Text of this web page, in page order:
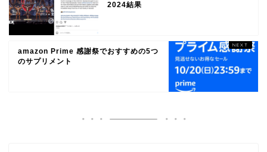
2024結果
amazon Prime 感謝祭でおすすめの5つ
のサプリメント